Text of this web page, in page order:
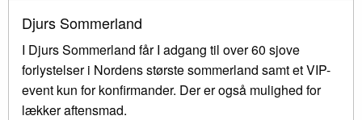
Djurs Sommerland
I Djurs Sommerland får I adgang til over 60 sjove
forlystelser i Nordens største sommerland samt et VIP-
event kun for konfirmander. Der er også mulighed for
lækker aftensmad.